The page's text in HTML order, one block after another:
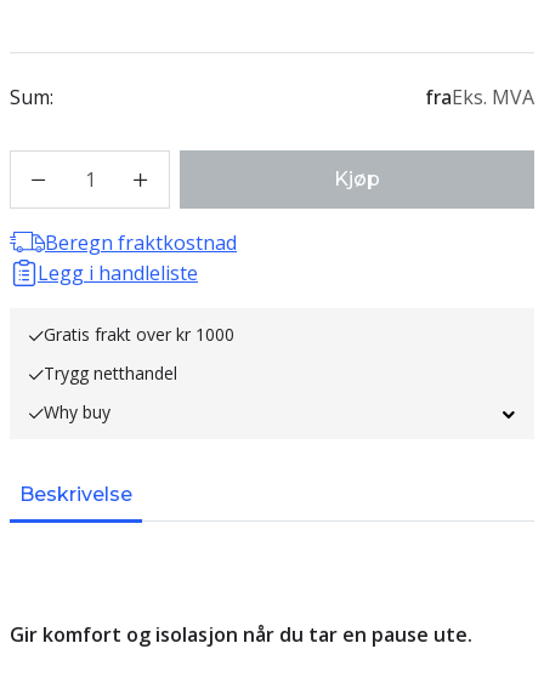
Sum: fraEks. MVA
1 Kjøp
Beregn fraktkostnad
Legg i handleliste
Gratis frakt over kr 1000
Trygg netthandel
Why buy
Beskrivelse
Gir komfort og isolasjon når du tar en pause ute.